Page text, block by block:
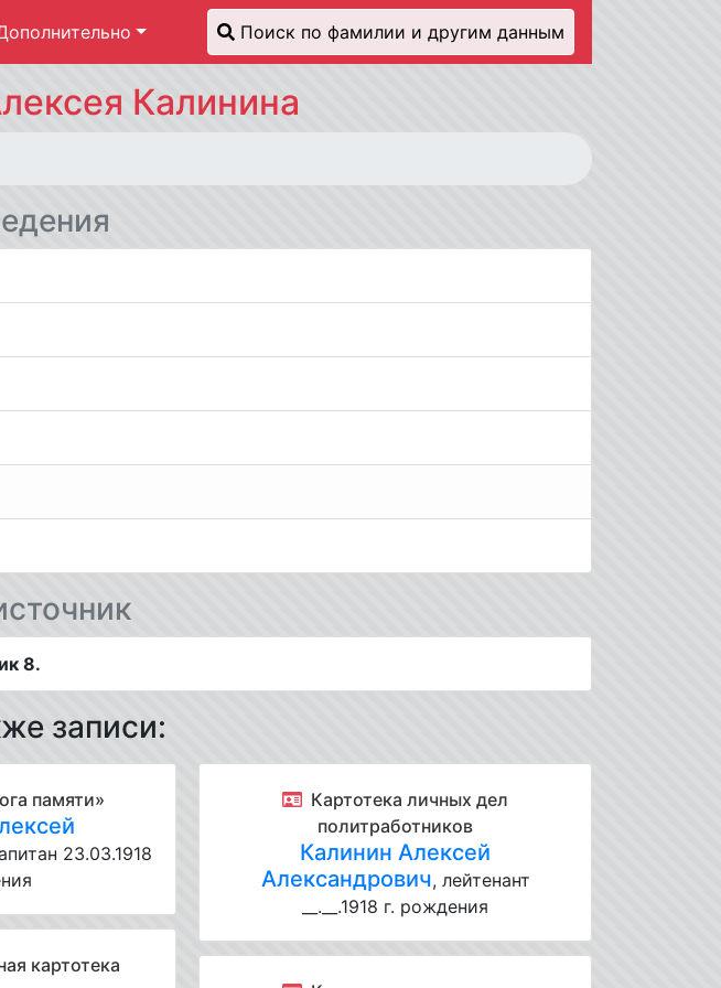
Поиск по фамилии и другим данным
Калинина
8.
записи:
памяти»
23.03.1918
картотека
Картотека личных дел
политработников
Калинин Алексей
Александрович, лейтенант
__.__.1918 г. рождения